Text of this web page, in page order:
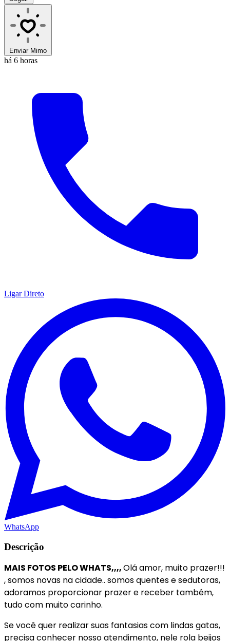
Enviar Mimo
há 6 horas
Ligar Direto
WhatsApp
Descrição
MAIS FOTOS PELO WHATS,,,,Olá amor, muito prazer!!!
, somos novas na cidade.. somos quentes e sedutoras,
adoramos proporcionar prazer e receber também,
tudo com muito carinho.
Se você quer realizar suas fantasias com lindas gatas,
precisa conhecer nosso atendimento, nele rola beijos